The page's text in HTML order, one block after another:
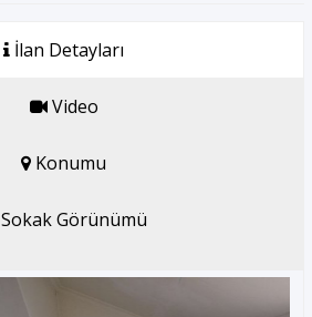
İlan Detayları
Video
Konumu
Sokak Görünümü